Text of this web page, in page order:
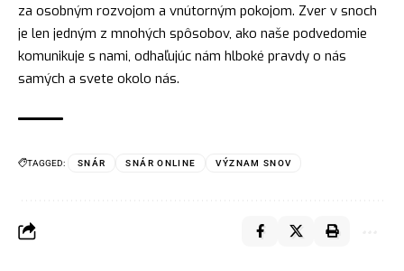
za osobným rozvojom a vnútorným pokojom. Zver v snoch
je len jedným z mnohých spôsobov, ako naše podvedomie
komunikuje s nami, odhaľujúc nám hlboké pravdy o nás
samých a svete okolo nás.
TAGGED: SNÁR SNÁR ONLINE VÝZNAM SNOV